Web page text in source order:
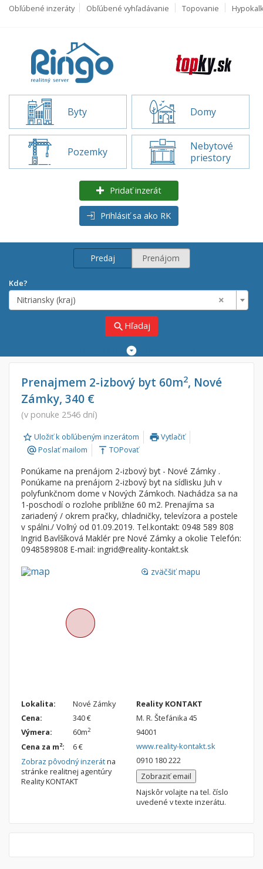
Obľúbené inzeráty Obľúbené vyhľadávanie Topovanie
Byty Domy
Pozemky
Nebytové
priestory
Pridať inzerát
Prihlásiť sa ako RK
Predaj Prenájom
Kde?
×
Nitriansky (kraj)
search Hľadaj
Predaj
Prenájom
Od:
Do:
Lokalita
×
×
Nitriansky (kraj)
Byt
Garsónky
Dvojgarsónky
Dom
Vila
Chalupa
Bývanie a rekreácia
Priemyselný pozemok
Poľnohospodárske pozemky
Iný poľnohospodársky pozemok
Filtre
Prenajmem 2-izbový byt 60m2, Nové
Zámky, 340 €
(v ponuke 2546 dní)
Uložiť k obľúbeným inzerátom printVytlačiť
alternate_emailPoslať mailom vertical_align_top TOPovať
Ponúkame na prenájom 2-izbový byt - Nové Zámky .
Ponúkame na prenájom 2-izbový byt na sídlisku Juh v
polyfunkčnom dome v Nových Zámkoch. Nachádza sa na
1-poschodí o rozlohe približne 60 m2. Prenajíma sa
zariadený / okrem pračky, chladničky, televízora a postele
v spálni./ Voľný od 01.09.2019. Tel.kontakt: 0948 589 808
Ingrid Bavlšíková Maklér pre Nové Zámky a okolie Telefón:
0948589808 E-mail: ingrid@reality-kontakt.sk
loupe zväčšiť mapu
Lokalita:
Nové Zámky
Cena:
340 €
Výmera:
60m2
Cena za m2:
6 €
Zobraz pôvodný inzerátna
stránke realitnej agentúry
Reality KONTAKT
Reality KONTAKT
M. R. Štefánika 45
94001
www.reality-kontakt.sk
0910 180 222
Zobraziť email
Najskôr volajte na tel. číslo
uvedené v texte inzerátu.